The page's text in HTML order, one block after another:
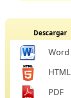
Descargar
Word
HTML
PDF